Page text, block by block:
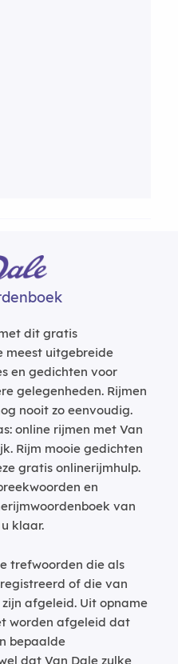
dit gratis
meest uitgebreide
en gedichten voor
gelegenheden. Rijmen
nooit zo eenvoudig.
online rijmen met Van
Rijm mooie gedichten
gratis onlinerijmhulp.
en
van
klaar.
trefwoorden die als
of die van
afgeleid. Uit opname
worden afgeleid dat
bepaalde
dat Van Dale zulke